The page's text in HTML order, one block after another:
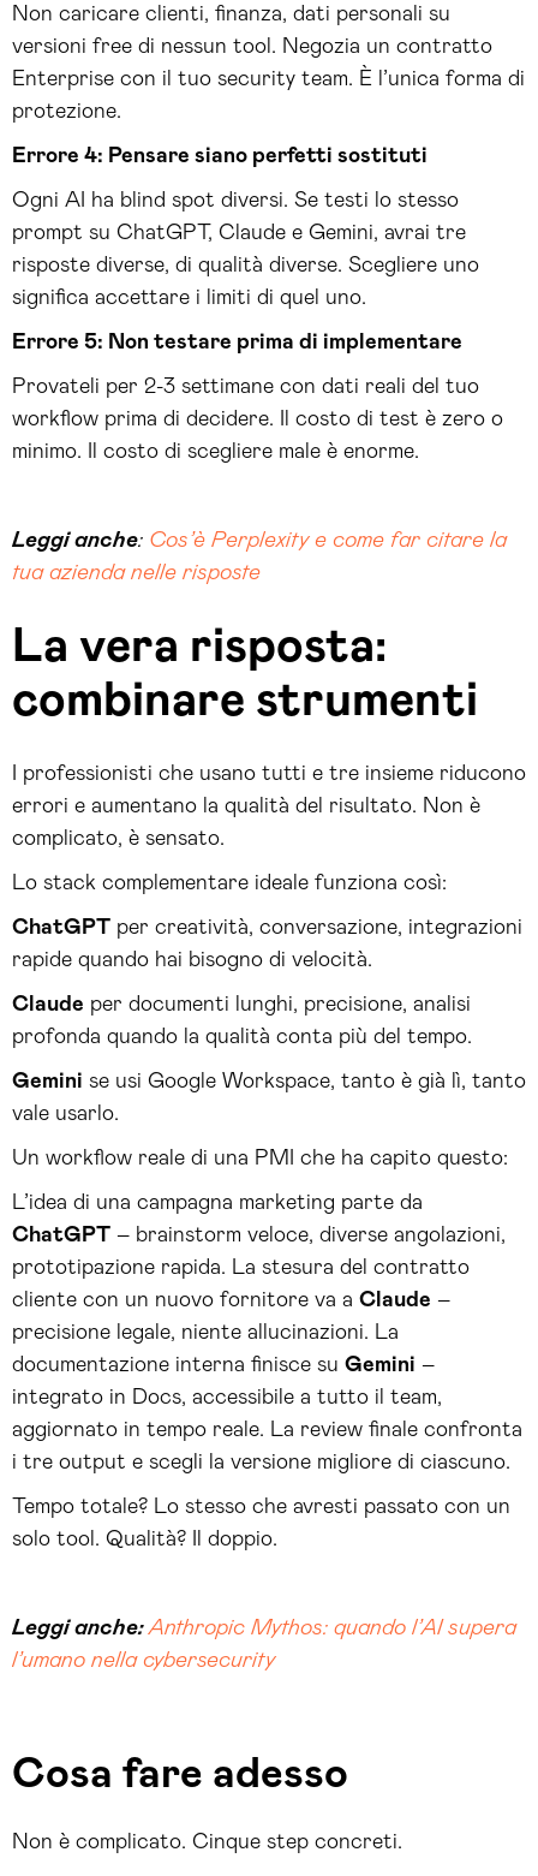
Non caricare clienti, finanza, dati personali su
versioni free di nessun tool. Negozia un contratto
Enterprise con il tuo security team. È l’unica forma di
protezione.
Errore 4: Pensare siano perfetti sostituti
Ogni AI ha blind spot diversi. Se testi lo stesso
prompt su ChatGPT, Claude e Gemini, avrai tre
risposte diverse, di qualità diverse. Scegliere uno
significa accettare i limiti di quel uno.
Errore 5: Non testare prima di implementare
Provateli per 2-3 settimane con dati reali del tuo
workflow prima di decidere. Il costo di test è zero o
minimo. Il costo di scegliere male è enorme.
Leggi anche: Cos’è Perplexity e come far citare la
tua azienda nelle risposte
La vera risposta:
combinare strumenti
I professionisti che usano tutti e tre insieme riducono
errori e aumentano la qualità del risultato. Non è
complicato, è sensato.
Lo stack complementare ideale funziona così:
ChatGPT per creatività, conversazione, integrazioni
rapide quando hai bisogno di velocità.
Claude per documenti lunghi, precisione, analisi
profonda quando la qualità conta più del tempo.
Gemini se usi Google Workspace, tanto è già lì, tanto
vale usarlo.
Un workflow reale di una PMI che ha capito questo:
L’idea di una campagna marketing parte da
ChatGPT – brainstorm veloce, diverse angolazioni,
prototipazione rapida. La stesura del contratto
cliente con un nuovo fornitore va a Claude –
precisione legale, niente allucinazioni. La
documentazione interna finisce su Gemini –
integrato in Docs, accessibile a tutto il team,
aggiornato in tempo reale. La review finale confronta
i tre output e scegli la versione migliore di ciascuno.
Tempo totale? Lo stesso che avresti passato con un
solo tool. Qualità? Il doppio.
Leggi anche:Anthropic Mythos: quando l’AI supera
l’umano nella cybersecurity
Cosa fare adesso
Non è complicato. Cinque step concreti.